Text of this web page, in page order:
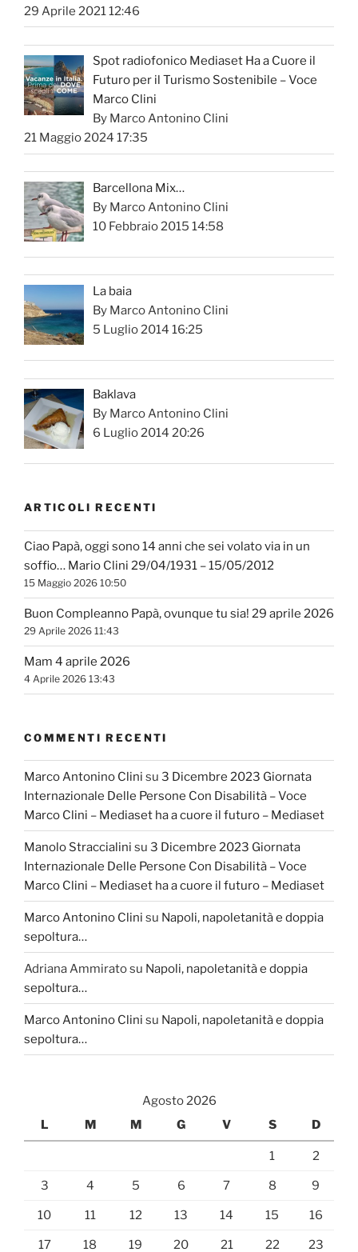
29 Aprile 2021 12:46
Spot radiofonico Mediaset Ha a Cuore il
Futuro per il Turismo Sostenibile – Voce
Marco Clini
By Marco Antonino Clini
21 Maggio 2024 17:35
Barcellona Mix…
By Marco Antonino Clini
10 Febbraio 2015 14:58
La baia
By Marco Antonino Clini
5 Luglio 2014 16:25
Baklava
By Marco Antonino Clini
6 Luglio 2014 20:26
ARTICOLI RECENTI
Ciao Papà, oggi sono 14 anni che sei volato via in un
soffio… Mario Clini 29/04/1931 – 15/05/2012
15 Maggio 2026 10:50
Buon Compleanno Papà, ovunque tu sia! 29 aprile 2026
29 Aprile 2026 11:43
Mam 4 aprile 2026
4 Aprile 2026 13:43
COMMENTI RECENTI
Marco Antonino Clini su 3 Dicembre 2023 Giornata
Internazionale Delle Persone Con Disabilità – Voce
Marco Clini – Mediaset ha a cuore il futuro – Mediaset
Manolo Straccialini su 3 Dicembre 2023 Giornata
Internazionale Delle Persone Con Disabilità – Voce
Marco Clini – Mediaset ha a cuore il futuro – Mediaset
Marco Antonino Clini su Napoli, napoletanità e doppia
sepoltura…
Adriana Ammiratosu Napoli, napoletanità e doppia
sepoltura…
Marco Antonino Clini su Napoli, napoletanità e doppia
sepoltura…
Agosto 2026
L
M M G V S D
1 2
3 4 5 6 7 8 9
10 11 12 13 14 15 16
17 18 19 20 21 22 23